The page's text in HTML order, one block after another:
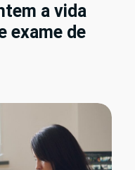
a vida
exame de